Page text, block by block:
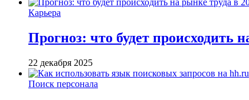
Карьера
Прогноз: что будет происходить
22 декабря 2025
Поиск персонала